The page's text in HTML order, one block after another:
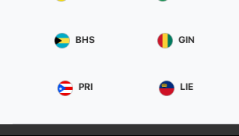
BHS GIN
PRI LIE